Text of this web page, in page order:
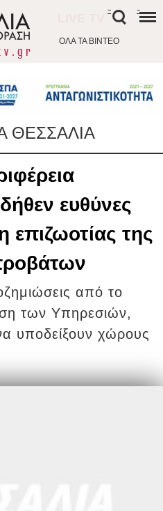
ΟΛΑ ΤΑ ΒΙΝΤΕΟ
- -
ΘΕΣΣΑΛΙΑ
ευθύνες
επιζωοτίας της
από το
των Υπηρεσιών,
υποδείξουν χώρους